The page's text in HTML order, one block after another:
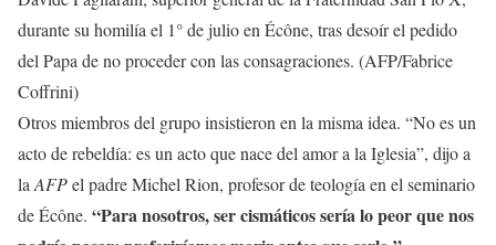
durante su homilía el 1° de julio en Écône, tras desoír el pedido
del Papa de no proceder con las consagraciones. (AFP/Fabrice
Coffrini)
Otros miembros del grupo insistieron en la misma idea. “No es un
acto de rebeldía: es un acto que nace del amor a la Iglesia”, dijo a
la AFPel padre Michel Rion, profesor de teología en el seminario
de Écône. “Para nosotros, ser cismáticos sería lo peor que nos